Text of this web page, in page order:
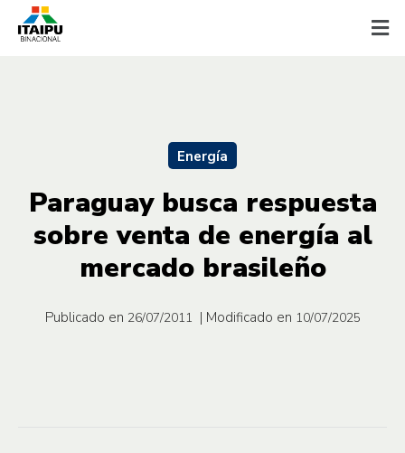
Energía
Paraguay busca respuesta
sobre venta de energía al
mercado brasileño
Publicado en 26/07/2011 | Modificado en 10/07/2025